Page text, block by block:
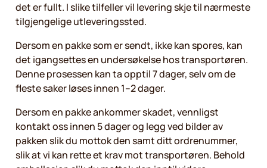
det er fullt. I slike tilfeller vil levering skje til nærmeste
tilgjengelige utleveringssted.
Dersom en pakke som er sendt, ikke kan spores, kan
det igangsettes en undersøkelse hos transportøren.
Denne prosessen kan ta opptil 7 dager, selv om de
fleste saker løses innen 1–2 dager.
Dersom en pakke ankommer skadet, vennligst
kontakt oss innen 5 dager og legg ved bilder av
pakken slik du mottok den samt ditt ordrenummer,
slik at vi kan rette et krav mot transportøren. Behold